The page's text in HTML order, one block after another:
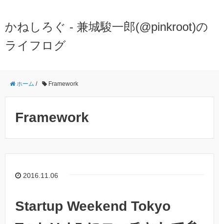
かねしろぐ - 兼城駿一郎(@pinkroot)の
ライフログ
ホーム / Framework
Framework
2016.11.06
Startup Weekend Tokyo